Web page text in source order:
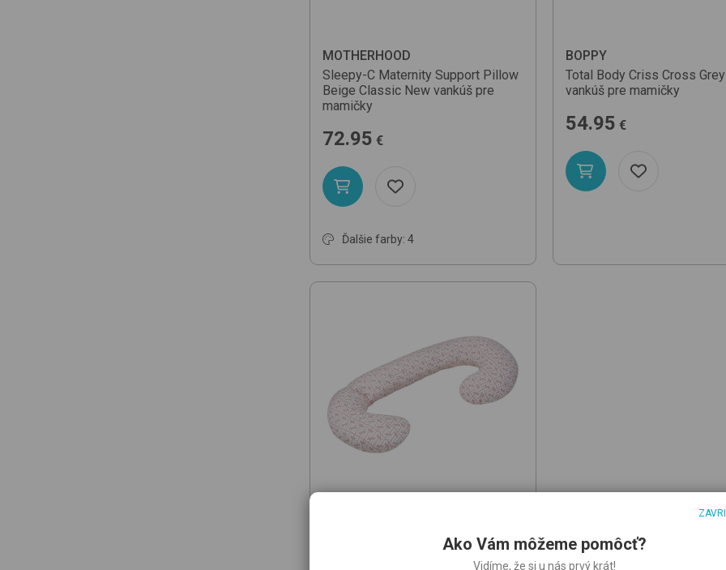
MOTHERHOOD
Sleepy-C Maternity Support Pillow
Beige Classic New vankúš pre
mamičky
72.95 €
Ďalšie farby: 4
BOPPY
Total Body Criss Cross Grey
vankúš pre mamičky
54.95 €
Sleepy-C Maternity Support Pillow
vankúš pre
Ako Vám môžeme pomôcť?
Vidíme, že si u nás prvý krát!